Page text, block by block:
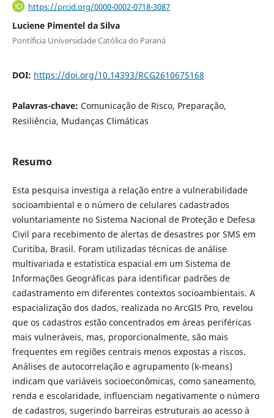
https://orcid.org/0000-0002-0718-3087
Luciene Pimentel da Silva
Pontíficia Universidade Católica do Paraná
DOI: https://doi.org/10.14393/RCG2610675168
Palavras-chave: Comunicação de Risco, Preparação,
Resiliência, Mudanças Climáticas
Resumo
Esta pesquisa investiga a relação entre a vulnerabilidade
socioambiental e o número de celulares cadastrados
voluntariamente no Sistema Nacional de Proteção e Defesa
Civil para recebimento de alertas de desastres por SMS em
Curitiba, Brasil. Foram utilizadas técnicas de análise
multivariada e estatística espacial em um Sistema de
Informações Geográficas para identificar padrões de
cadastramento em diferentes contextos socioambientais. A
espacialização dos dados, realizada no ArcGIS Pro, revelou
que os cadastros estão concentrados em áreas periféricas
mais vulneráveis, mas, proporcionalmente, são mais
frequentes em regiões centrais menos expostas a riscos.
Análises de autocorrelação e agrupamento (k-means)
indicam que variáveis socioeconômicas, como saneamento,
renda e escolaridade, influenciam negativamente o número
de cadastros, sugerindo barreiras estruturais ao acesso à